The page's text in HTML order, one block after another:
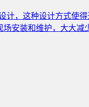
，这种设计方式使
场安装和维护，大大